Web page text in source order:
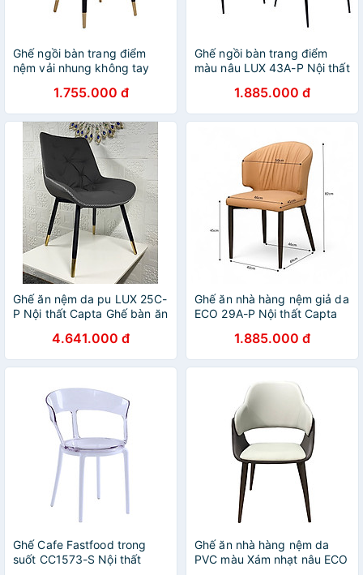
Ghế ngồi bàn trang điểm
nệm vải nhung không tay
đen LARA 2C-F Nội thất
Capta
1.755.000 đ
Ghế ngồi bàn trang điểm
màu nâu LUX 43A-P Nội thất
khẩu nệm simili chân sắt sơn
tĩnh điện màu đen tại tp hcm
1.885.000 đ
Ghế ăn nệm da pu LUX 25C-
P Nội thất Capta Ghế bàn ăn
chân ghế sắt sơn tĩnh điện
màu đen gắn ống đồng tại
hcm
4.641.000 đ
Ghế ăn nhà hàng nệm giả da
ECO 29A-P Nội thất Capta
bọc simili chân sắt sơn tĩnh
điện màu đen
1.885.000 đ
Ghế Cafe Fastfood trong
suốt CC1573-S Nội thất
Ghế ăn nhà hàng nệm da
PVC màu Xám nhạt nâu ECO